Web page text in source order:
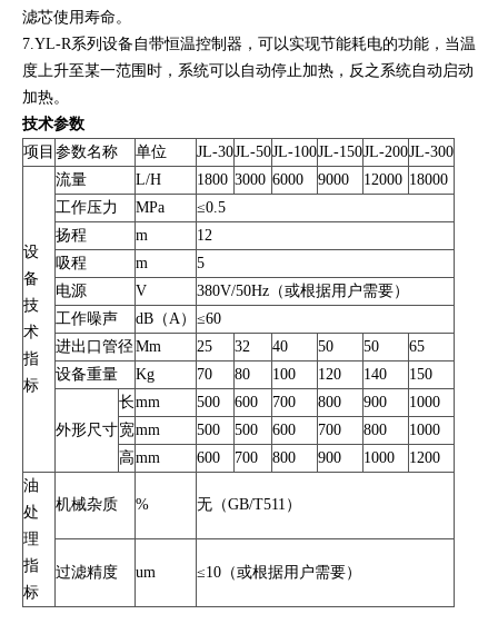
滤芯使用寿命。
7.YL-R系列设备自带恒温控制器，可以实现节能耗电的功能，当温
度上升至某一范围时，系统可以自动停止加热，反之系统自动启动
加热。
技术参数
项目 参数名称 单位 JL-30JL-50JL-100JL-150JL-200JL-300
设
备
技
术
指
标
流量 L/H 1800 3000 6000 9000 12000 18000
工作压力
MPa
≤0.5
扬程
m
12
吸程
m
5
电源
V
380V/50Hz（或根据用户需要）
工作噪声
dB（A） ≤60
进出口管径 Mm 25 32 40 50 50
65
设备重量
Kg 70 80 100 120 140 150
外形尺寸
长mm 500 600 700 800 900
1000
宽mm 500 500 600 700 800
1000
高mm 600 700 800 900 1000
1200
油
处
理
指
标
机械杂质 % 无（GB/T511）
过滤精度 um ≤10（或根据用户需要）